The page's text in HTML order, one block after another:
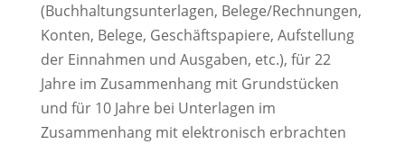
(Buchhaltungsunterlagen, Belege/Rechnungen,
Konten, Belege, Geschäftspapiere, Aufstellung
der Einnahmen und Ausgaben, etc.), für 22
Jahre im Zusammenhang mit Grundstücken
und für 10 Jahre bei Unterlagen im
Zusammenhang mit elektronisch erbrachten